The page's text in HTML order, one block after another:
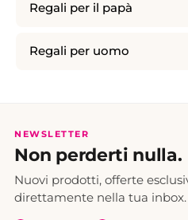
Regali per il papà
Regali per uomo
NEWSLETTER
Non perderti nulla.
Nuovi prodotti, offerte
direttamente nella tua inbox.